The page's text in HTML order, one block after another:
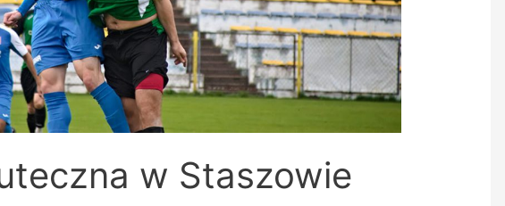
w Staszowie